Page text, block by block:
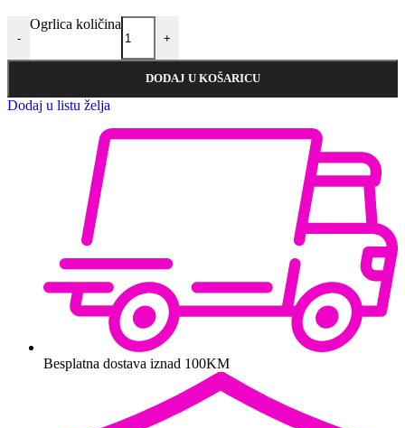
-
Ogrlica količina
+
DODAJ U KOŠARICU
Dodaj u listu želja
Besplatna dostava iznad 100KM